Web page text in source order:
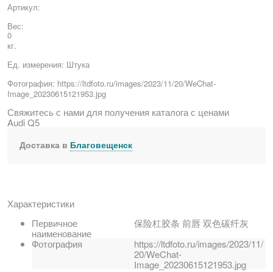
Артикул:
Вес:
0
кг.
Ед. измерения: Штука
Фотография: https://ltdfoto.ru/images/2023/11/20/WeChat-
Image_20230615121953.jpg
Свяжитесь с нами для получения каталога с ценами
Audi Q5
Доставка в Благовещенск
Характеристики
Первичное
наименование
保险杠胶条 前唇 双色碳纤灰
Фотография
https://ltdfoto.ru/images/2023/11/
20/WeChat-
Image_20230615121953.jpg